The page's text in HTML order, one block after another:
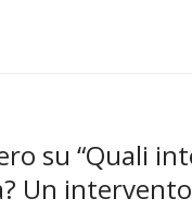
su “Quali
Un